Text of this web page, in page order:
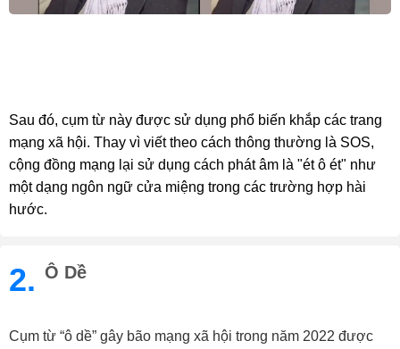
Sau đó, cụm từ này được sử dụng phổ biến khắp các trang
mạng xã hội. Thay vì viết theo cách thông thường là SOS,
cộng đồng mạng lại sử dụng cách phát âm là "ét ô ét" như
một dạng ngôn ngữ cửa miệng trong các trường hợp hài
hước.
2. Ô Dề
Cụm từ “ô dề” gây bão mạng xã hội trong năm 2022 được